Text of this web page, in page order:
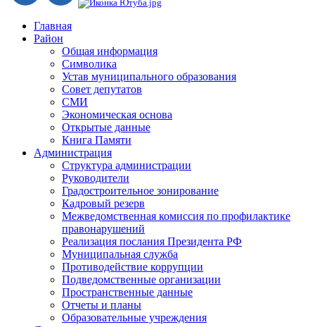
Главная
Район
Общая информация
Символика
Устав муниципального образования
Совет депутатов
СМИ
Экономическая основа
Открытые данные
Книга Памяти
Администрация
Структура администрации
Руководители
Градостроительное зонирование
Кадровый резерв
Межведомственная комиссия по профилактике
правонарушений
Реализация послания Президента РФ
Муниципальная служба
Противодействие коррупции
Подведомственные организации
Пространственные данные
Отчеты и планы
Образовательные учреждения